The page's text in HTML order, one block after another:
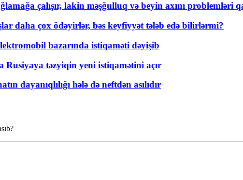
çalışır, lakin məşğulluq və beyin axını problemləri
daha çox ödəyirlər, bəs keyfiyyət tələb edə bilirlərmi?
bazarında istiqaməti dəyişib
təzyiqin yeni istiqamətini açır
dayanıqlılığı hələ də neftdən asılıdır